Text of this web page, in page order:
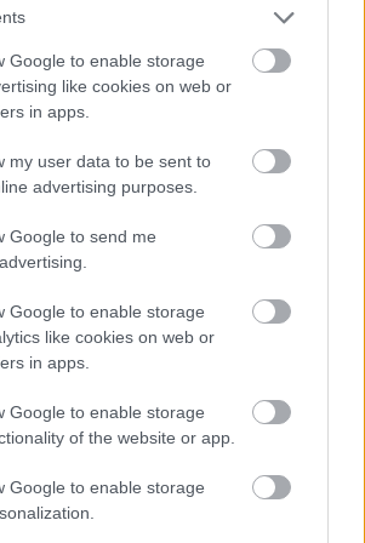
Google to enable storage
like cookies on web or
in apps.
my user data to be sent to
advertising purposes.
Google to send me
Google to enable storage
like cookies on web or
in apps.
Google to enable storage
of the website or app.
Google to enable storage
minősíted, NEM EGYES
néven. Fentebb elmondtam, hogy
Az ellentmondás pedig abban
(egy eszközt) károsnak
használod. (Szintúgy a
és nem a médiumok közvetítette
hogy míg te népszolgálatról
püspököd egyértelműen NEMET
Nem fölébe helyezte az
tagadta a népszolgálatot. És
olvasom őtőle, először még
kiragadott mondat, de arra
hogy engem még annál is
voltam tőle.